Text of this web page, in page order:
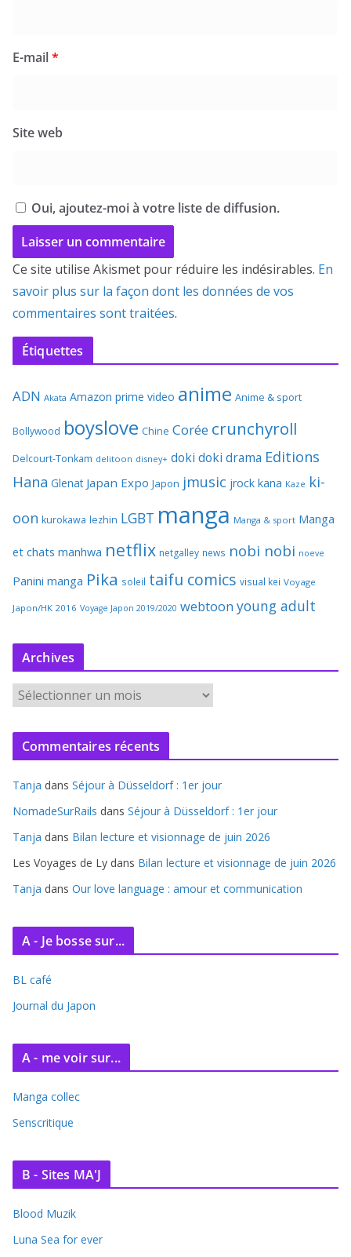
E-mail*
Site web
Oui, ajoutez-moi à votre liste de diffusion.
Ce site utilise Akismet pour réduire les indésirables. En
savoir plus sur la façon dont les données de vos
commentaires sont traitées.
Étiquettes
ADN Akata Amazon prime video anime Anime & sport
Bollywood boyslove Chine Corée crunchyroll
Delcourt-Tonkam delitoon disney+ doki doki drama Editions
Hana Glenat Japan Expo Japon jmusic jrock kana Kaze ki-
oon kurokawa lezhin LGBT manga Manga & sport Manga
et chats manhwa netflix netgalley news nobi nobi noeve
Panini manga Pika soleil taifu comics visual kei Voyage
Japon/HK 2016 Voyage Japon 2019/2020 webtoon young adult
Archives
c
v
e
s
Commentaires récents
Tanja dans Séjour à Düsseldorf : 1er jour
NomadeSurRails dans Séjour à Düsseldorf : 1er jour
Tanja dans Bilan lecture et visionnage de juin 2026
Les Voyages de Ly dans Bilan lecture et visionnage de juin 2026
Tanja dans Our love language : amour et communication
A - Je bosse sur...
BL café
Journal du Japon
A - me voir sur...
Manga collec
Senscritique
B - Sites MA'J
Blood Muzik
Luna Sea for ever